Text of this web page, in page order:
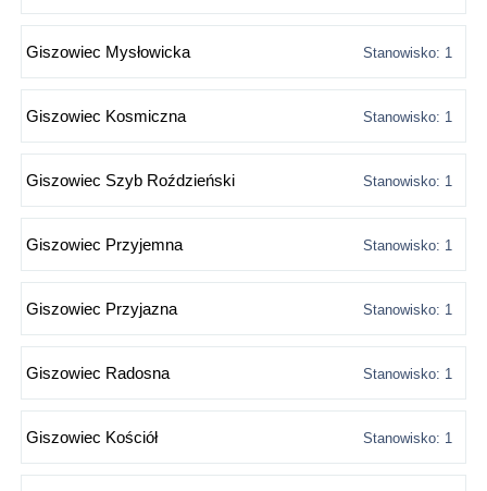
Giszowiec Mysłowicka Stanowisko: 1
Giszowiec Kosmiczna Stanowisko: 1
Giszowiec Szyb Roździeński Stanowisko: 1
Giszowiec Przyjemna Stanowisko: 1
Giszowiec Przyjazna Stanowisko: 1
Giszowiec Radosna Stanowisko: 1
Giszowiec Kościół Stanowisko: 1